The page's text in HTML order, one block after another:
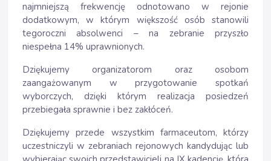
najmniejszą frekwencję odnotowano w rejonie
dodatkowym, w którym większość osób stanowili
tegoroczni absolwenci – na zebranie przyszło
niespełna 14% uprawnionych.
Dziękujemy organizatorom oraz osobom
zaangażowanym w przygotowanie spotkań
wyborczych, dzięki którym realizacja posiedzeń
przebiegała sprawnie i bez zakłóceń.
Dziękujemy przede wszystkim farmaceutom, którzy
uczestniczyli w zebraniach rejonowych kandydując lub